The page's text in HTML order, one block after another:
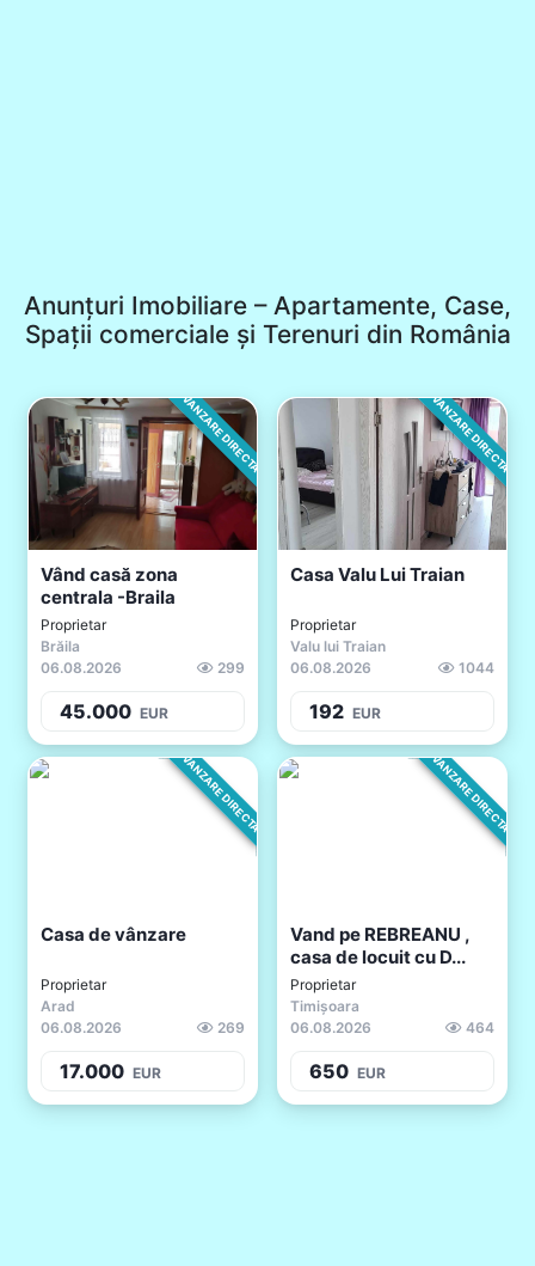
Anunțuri Imobiliare – Apartamente, Case,
Spații comerciale și Terenuri din România
VANZARE DIRECTA
Vând casă zona
centrala -Braila
Proprietar
Brăila
06.08.2026
299
45.000 EUR
VANZARE DIRECTA
Casa Valu Lui Traian
Proprietar
Valu lui Traian
06.08.2026
1044
192 EUR
VANZARE DIRECTA
Casa de vânzare
Proprietar
Arad
06.08.2026
269
17.000 EUR
VANZARE DIRECTA
Vand pe REBREANU ,
casa de locuit cu D...
Proprietar
Timișoara
06.08.2026
464
650 EUR